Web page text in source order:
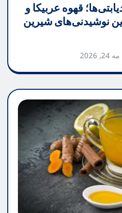
قهوه عربیکا و
نوشیدنی‌های شیرین
مه 24, 2026